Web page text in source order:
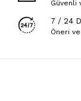
Güvenli
7 / 24
Öneri